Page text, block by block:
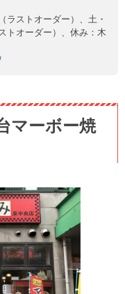
ラストオーダー）、土・
トオーダー）、休み：木
マーボー焼